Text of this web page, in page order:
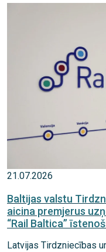
21.07.2026
Baltijas valstu
aicina premjerus
“Rail Baltica”
Latvijas Tirdzniecības